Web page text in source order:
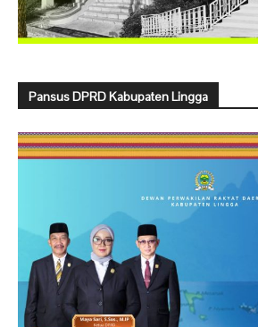
Pansus DPRD Kabupaten Lingga